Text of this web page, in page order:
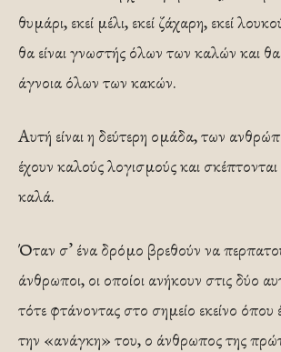
θυμάρι, εκεί μέλι, εκεί ζάχαρη, εκεί
θα είναι γνωστής όλων των καλών και θα
άγνοια όλων των κακών.
Αυτή είναι η δεύτερη ομάδα, των
έχουν καλούς λογισμούς και
καλά.
Όταν σ’ ένα δρόμο βρεθούν να
άνθρωποι, οι οποίοι ανήκουν στις δύο
τότε φτάνοντας στο σημείο εκείνο όπου
την «ανάγκη» του, ο άνθρωπος της